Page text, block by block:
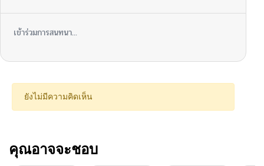
เข้าร่วมการสนทนา...
ยังไม่มีความคิดเห็น
คุณอาจจะชอบ